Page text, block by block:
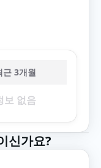
근 3개월
보 없음
신가요?